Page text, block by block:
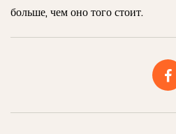
больше, чем оно того стоит.